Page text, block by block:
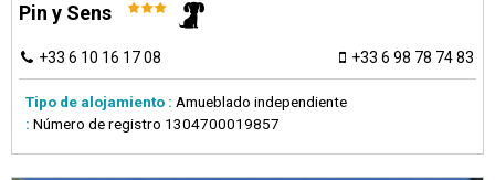
Pin y Sens
+33 6 10 16 17 08 +33 6 98 78 74 83
Tipo de alojamiento : Amueblado independiente
: Número de registro 1304700019857